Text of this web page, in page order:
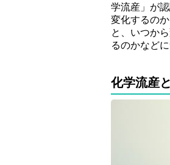
学流産」が
変化するの
と、いつか
るのかなど
化学流産